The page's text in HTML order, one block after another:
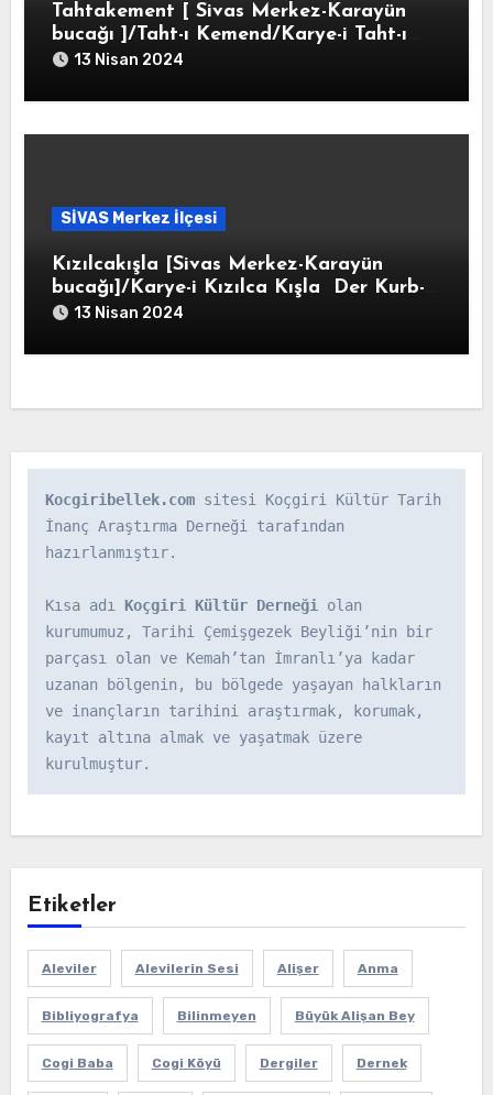
Tahtakement [ Sivas Merkez-Karayün
bucağı ]/Taht-ı Kemend/Karye-i Taht-ı
Kemend
13 Nisan 2024
SİVAS Merkez İlçesi
Kızılcakışla [Sivas Merkez-Karayün
bucağı]/Karye-i Kızılca Kışla Der Kurb-ı
Eymirhan
13 Nisan 2024
Kocgiribellek.com sitesi Koçgiri Kültür Tarih
İnanç Araştırma Derneği tarafından
hazırlanmıştır.
Kısa adı Koçgiri Kültür Derneği olan
kurumumuz, Tarihi Çemişgezek Beyliği’nin bir
parçası olan ve Kemah’tan İmranlı’ya kadar
uzanan bölgenin, bu bölgede yaşayan halkların
ve inançların tarihini araştırmak, korumak,
kayıt altına almak ve yaşatmak üzere
kurulmuştur.
Etiketler
Aleviler Alevilerin Sesi Alişer Anma
Bibliyografya Bilinmeyen Büyük Alişan Bey
Cogi Baba Cogi Köyü Dergiler Dernek